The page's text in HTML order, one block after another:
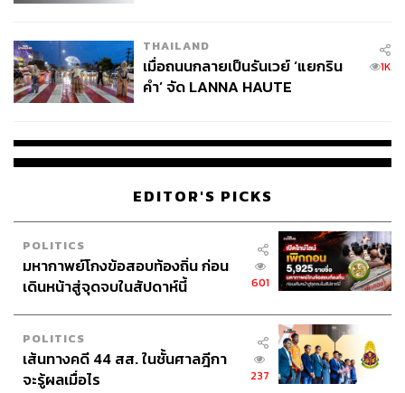
THAILAND
เมื่อถนนกลายเป็นรันเวย์ ‘แยกริน
คำ’ จัด LANNA HAUTE
1K
EDITOR'S PICKS
POLITICS
มหากาพย์โกงข้อสอบท้องถิ่น ก่อน
เดินหน้าสู่จุดจบในสัปดาห์นี้
601
POLITICS
เส้นทางคดี 44 สส. ในชั้นศาลฎีกา
จะรู้ผลเมื่อไร
237